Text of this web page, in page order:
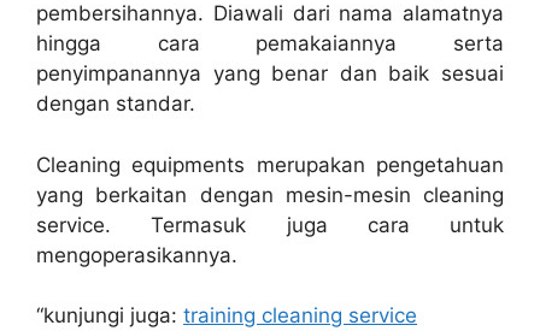
pembersihannya. Diawali dari nama alamatnya
hingga cara pemakaiannya serta
penyimpanannya yang benar dan baik sesuai
dengan standar.
Cleaning equipments merupakan pengetahuan
yang berkaitan dengan mesin-mesin cleaning
service. Termasuk juga cara untuk
mengoperasikannya.
“kunjungi juga: training cleaning service